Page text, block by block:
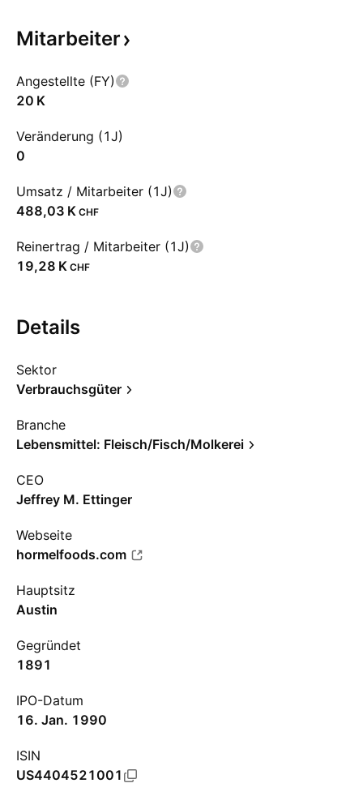
Mitarbeiter
Angestellte (FY)
‪20 K‬
Veränderung (1J)
0
Umsatz / Mitarbeiter (1J)
‪488,03 K‬ CHF
Reinertrag / Mitarbeiter (1J)
‪19,28 K‬ CHF
Details
Sektor
Verbrauchsgüter
Branche
Lebensmittel: Fleisch/Fisch/Molkerei
CEO
Jeffrey M. Ettinger
Webseite
hormelfoods.com
Hauptsitz
Austin
Gegründet
1891
IPO-Datum
16. Jan. 1990
ISIN
US4404521001